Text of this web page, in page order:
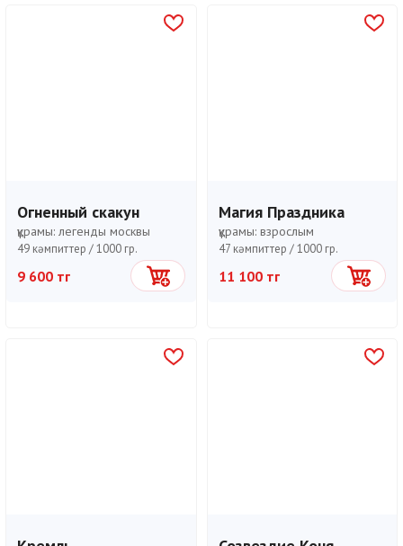
Огненный скакун
құрамы: легенды москвы
49 кәмпиттер /1000 гр.
9 600 тг Себетке
Магия Праздника
құрамы: взрослым
47 кәмпиттер /1000 гр.
11 100 тг Себетке